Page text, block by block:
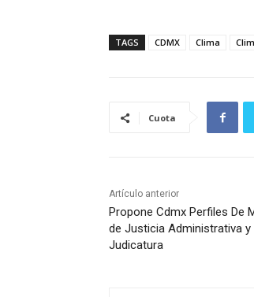
TAGS CDMX Clima
Cuota
Artículo anterior
Propone Cdmx Perfiles De
de Justicia Administrativa
Judicatura